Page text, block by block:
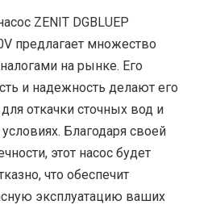
ZENIT DGBLUEP
предлагает множество
на рынке. Его
и надежность делают его
откачки сточных вод и
Благодаря своей
этот насос будет
что обеспечит
эксплуатацию ваших